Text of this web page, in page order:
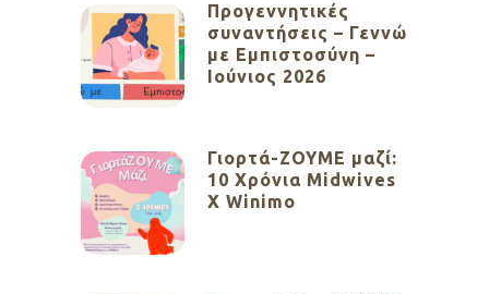
Προγεννητικές
συναντήσεις – Γεννώ
με Εμπιστοσύνη –
Ιούνιος 2026
Γιορτά-ΖΟΥΜΕ μαζί:
10 Χρόνια Midwives
X Winimo